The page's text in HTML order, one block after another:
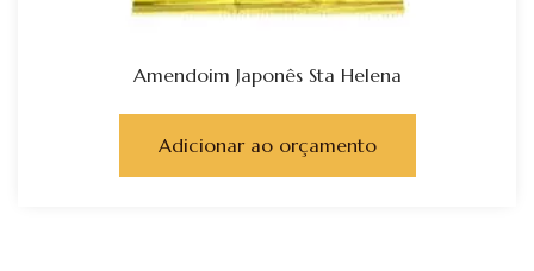
Amendoim Japonês Sta Helena
Adicionar ao orçamento